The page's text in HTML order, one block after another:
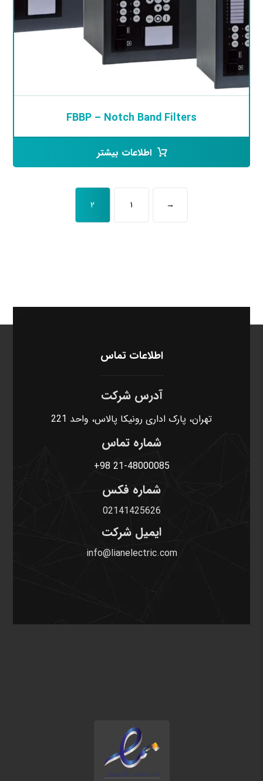
FBBP – Notch Band Filters
اطلاعات بیشتر
→ ۱ ۲
اطلاعات تماس
آدرس شرکت
تهران، پارک اداری رونیکا پالاس، واحد 221
شماره تماس
+98 21-48000085
شماره فکس
02141425626
ایمیل شرکت
info@lianelectric.com